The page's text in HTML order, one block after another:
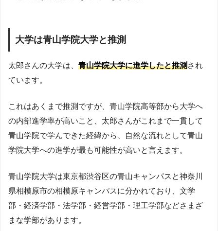
大学は青山学院大学と推測
太郎さんの大学は、 青山学院大学に進学したと推測され
ています。
これはあくまで推測ですが、青山学院高等部から大学へ
の内部進学率が高いこと、太郎さんがこれまで一貫して
青山学院で学んできた経緯から、自然な流れとして青山
学院大学への進学が最も可能性が高いと言えます。
青山学院大学は東京都渋谷区の青山キャンパスと神奈川
県相模原市の相模原キャンパスに分かれており、文学
部・経済学部・法学部・経営学部・理工学部などさまざ
まな学部があります。